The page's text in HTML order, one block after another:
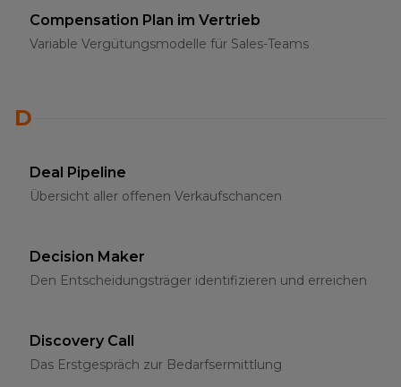
Compensation Plan im Vertrieb
Variable Vergütungsmodelle für Sales-Teams
D
Deal Pipeline
Übersicht aller offenen Verkaufschancen
Decision Maker
Den Entscheidungsträger identifizieren und erreichen
Discovery Call
Das Erstgespräch zur Bedarfsermittlung